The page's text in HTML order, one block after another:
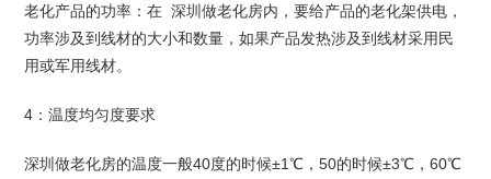
老化产品的功率：在 深圳做老化房内，要给产品的老化架供电，
功率涉及到线材的大小和数量，如果产品发热涉及到线材采用民
用或军用线材。
4：温度均匀度要求
深圳做老化房的温度一般40度的时候±1℃，50的时候±3℃，60℃